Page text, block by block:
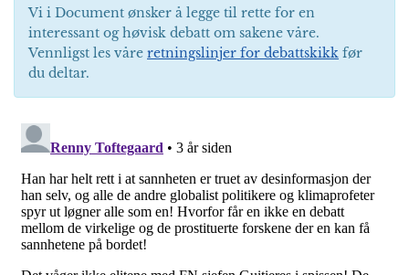
Vi i Document ønsker å legge til rette for en
interessant og høvisk debatt om sakene våre.
Vennligst les våre retningslinjer for debattskikk før
du deltar.